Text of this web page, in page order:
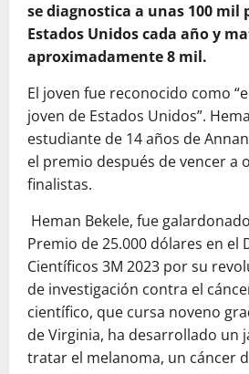
se diagnostica a unas 100 mil
Estados Unidos cada año y
aproximadamente 8 mil.
El joven fue reconocido como
joven de Estados Unidos”.
estudiante de 14 años de
el premio después de vencer a
finalistas.
Heman Bekele, fue
Premio de 25.000 dólares en el
Científicos 3M 2023 por su
de investigación contra el
científico, que cursa noveno
de Virginia, ha desarrollado un
tratar el melanoma, un cáncer